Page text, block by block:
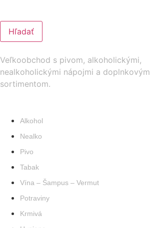
Hľadať
Veľkoobchod s pivom, alkoholickými,
nealkoholickými nápojmi a doplnkovým
sortimentom.
Alkohol
Nealko
Pivo
Tabak
Vína – Šampus – Vermut
Potraviny
Krmivá